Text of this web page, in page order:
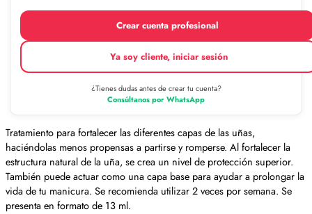
Crear cuenta profesional
Ya soy cliente, iniciar sesión
¿Tienes dudas antes de crear tu cuenta?
Consúltanos por WhatsApp
Tratamiento para fortalecer las diferentes capas de las uñas,
haciéndolas menos propensas a partirse y romperse. Al fortalecer la
estructura natural de la uña, se crea un nivel de protección superior.
También puede actuar como una capa base para ayudar a prolongar la
vida de tu manicura. Se recomienda utilizar 2 veces por semana. Se
presenta en formato de 13 ml.